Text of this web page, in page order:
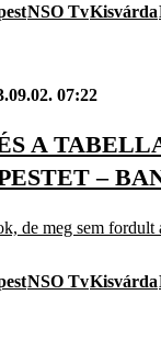
NSO TvKisvárda
07:22
A
–
de meg sem fordult
NSO TvKisvárda